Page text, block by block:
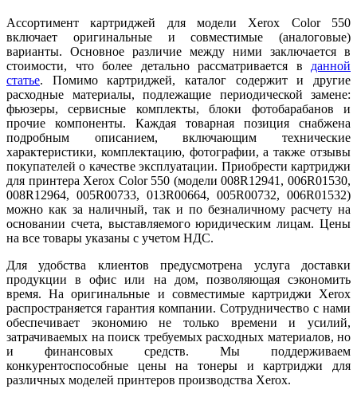
Ассортимент картриджей для модели Xerox Color 550
включает оригинальные и совместимые (аналоговые)
варианты. Основное различие между ними заключается в
стоимости, что более детально рассматривается в данной
статье. Помимо картриджей, каталог содержит и другие
расходные материалы, подлежащие периодической замене:
фьюзеры, сервисные комплекты, блоки фотобарабанов и
прочие компоненты. Каждая товарная позиция снабжена
подробным описанием, включающим технические
характеристики, комплектацию, фотографии, а также отзывы
покупателей о качестве эксплуатации. Приобрести картриджи
для принтера Xerox Color 550 (модели 008R12941, 006R01530,
008R12964, 005R00733, 013R00664, 005R00732, 006R01532)
можно как за наличный, так и по безналичному расчету на
основании счета, выставляемого юридическим лицам. Цены
на все товары указаны с учетом НДС.
Для удобства клиентов предусмотрена услуга доставки
продукции в офис или на дом, позволяющая сэкономить
время. На оригинальные и совместимые картриджи Xerox
распространяется гарантия компании. Сотрудничество с нами
обеспечивает экономию не только времени и усилий,
затрачиваемых на поиск требуемых расходных материалов, но
и финансовых средств. Мы поддерживаем
конкурентоспособные цены на тонеры и картриджи для
различных моделей принтеров производства Xerox.